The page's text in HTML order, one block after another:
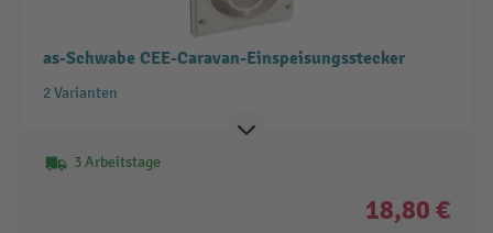
as-Schwabe CEE-Caravan-Einspeisungsstecker
2 Varianten
3 Arbeitstage
18,80 €